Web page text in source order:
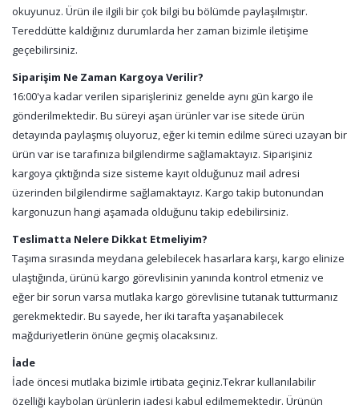
okuyunuz. Ürün ile ilgili bir çok bilgi bu bölümde paylaşılmıştır.
Tereddütte kaldığınız durumlarda her zaman bizimle iletişime
geçebilirsiniz.
Siparişim Ne Zaman Kargoya Verilir?
16:00'ya kadar verilen siparişleriniz genelde aynı gün kargo ile
gönderilmektedir. Bu süreyi aşan ürünler var ise sitede ürün
detayında paylaşmış oluyoruz, eğer ki temin edilme süreci uzayan bir
ürün var ise tarafınıza bilgilendirme sağlamaktayız. Siparişiniz
kargoya çıktığında size sisteme kayıt olduğunuz mail adresi
üzerinden bilgilendirme sağlamaktayız. Kargo takip butonundan
kargonuzun hangi aşamada olduğunu takip edebilirsiniz.
Teslimatta Nelere Dikkat Etmeliyim?
Taşıma sırasında meydana gelebilecek hasarlara karşı, kargo elinize
ulaştığında, ürünü kargo görevlisinin yanında kontrol etmeniz ve
eğer bir sorun varsa mutlaka kargo görevlisine tutanak tutturmanız
gerekmektedir. Bu sayede, her iki tarafta yaşanabilecek
mağduriyetlerin önüne geçmiş olacaksınız.
İade
İade öncesi mutlaka bizimle irtibata geçiniz.Tekrar kullanılabilir
özelliği kaybolan ürünlerin iadesi kabul edilmemektedir. Ürünün